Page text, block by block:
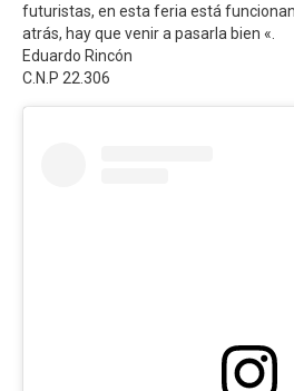
futuristas, en esta feria está
atrás, hay que venir a pasarla bien «.
Eduardo Rincón
C.N.P 22.306